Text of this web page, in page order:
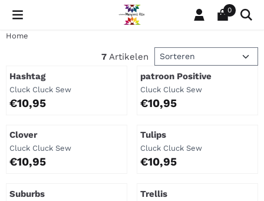
Cookievoorkeuren zijn momenteel gesloten. 0
Home
7 Artikelen Sorteermethode
Hashtag
Merk:
Cluck Cluck Sew
Prijs: 10,95
€10,95
patroon Positive
Merk:
Cluck Cluck Sew
Prijs: 10,95
€10,95
Clover
Merk:
Cluck Cluck Sew
Prijs: 10,95
€10,95
Tulips
Merk:
Cluck Cluck Sew
Prijs: 10,95
€10,95
Suburbs Trellis